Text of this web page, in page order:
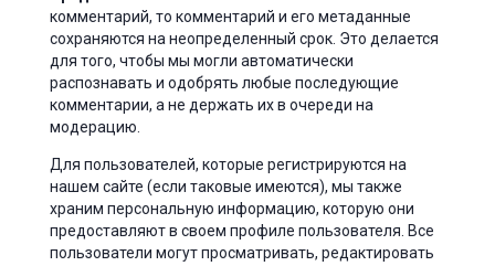
комментарий, то комментарий и его метаданные
сохраняются на неопределенный срок. Это делается
для того, чтобы мы могли автоматически
распознавать и одобрять любые последующие
комментарии, а не держать их в очереди на
модерацию.
Для пользователей, которые регистрируются на
нашем сайте (если таковые имеются), мы также
храним персональную информацию, которую они
предоставляют в своем профиле пользователя. Все
пользователи могут просматривать, редактировать